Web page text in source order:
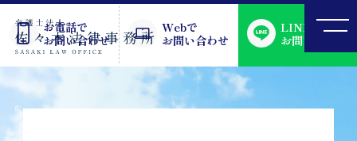
お電話で
お問い合わせ
Webで
お問い合わせ
LINEで
お問い合わせ